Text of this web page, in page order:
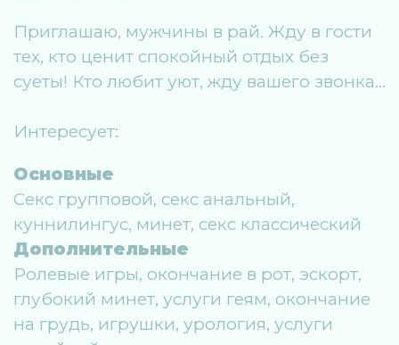
Приглашаю, мужчины в рай. Жду в гости
тех, кто ценит спокойный отдых без
суеты! Кто любит уют, жду вашего звонка…
Интересует:
Основные
Секс групповой, секс анальный,
куннилингус, минет, секс классический
Дополнительные
Ролевые игры, окончание в рот, эскорт,
глубокий минет, услуги геям, окончание
на грудь, игрушки, урология, услуги